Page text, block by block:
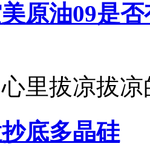
原油09是
里拔凉拔凉
底多晶硅